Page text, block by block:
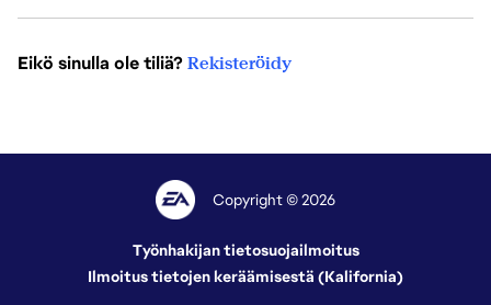
Eikö sinulla ole tiliä? Rekisteröidy
Copyright © 2026
Työnhakijan tietosuojailmoitus
Ilmoitus tietojen keräämisestä (Kalifornia)